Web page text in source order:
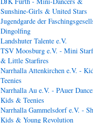
Sunshine-Girls & United Stars
Jugendgarde der
Dingolfing
Landshuter Talente e.V.
TSV Moosburg e.V. - Mini
& Little Starfires
Narrhalla Attenkirchen e.V. -
Teenies
Narrhalla Au e.V. - PAuer
Kids & Teenies
Narrhalla Gammelsdorf e.V. -
Kids & Young Revolution